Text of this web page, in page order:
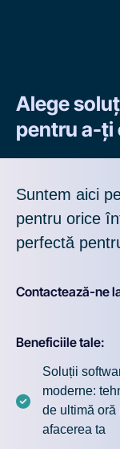
Alege
pentru a-ți
Suntem aici
pentru orice
perfectă
Contactează-ne
Beneficiile tale:
Soluții
moderne:
de ultimă oră
afacerea ta